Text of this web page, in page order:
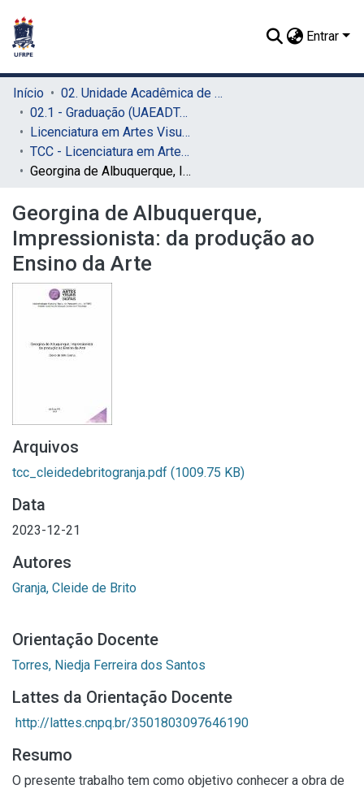
Entrar
Início
02. Unidade Acadêmica de Educação a Distância e Tecnologia (UAEADTec)
02.1 - Graduação (UAEADTec)
Licenciatura em Artes Visuais (UAEADTec)
TCC - Licenciatura em Artes Visuais (UAEADTec)
Georgina de Albuquerque, Impressionista: da produção ao Ensino da Arte
Georgina de Albuquerque,
Impressionista: da produção ao
Ensino da Arte
Arquivos
tcc_cleidedebritogranja.pdf (1009.75 KB)
Data
2023-12-21
Autores
Granja, Cleide de Brito
Orientação Docente
Torres, Niedja Ferreira dos Santos
Lattes da Orientação Docente
http://lattes.cnpq.br/3501803097646190
Resumo
O presente trabalho tem como objetivo conhecer a obra de